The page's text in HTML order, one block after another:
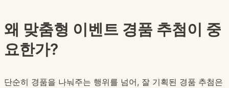
왜 맞춤형 이벤트 경품 추첨이 중
요한가?
단순히 경품을 나눠주는 행위를 넘어, 잘 기획된 경품 추첨은